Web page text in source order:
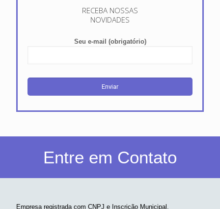
RECEBA NOSSAS
NOVIDADES
Seu e-mail (obrigatório)
Entre em Contato
Empresa registrada com CNPJ e Inscrição Municipal.